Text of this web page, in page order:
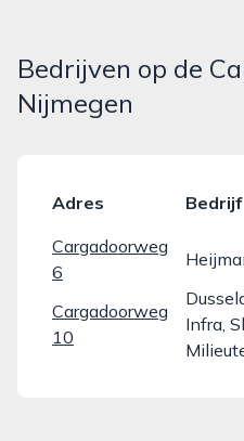
Bedrijven op de
Nijmegen
Adres
Bedrijf
Cargadoorweg
6
Cargadoorweg
10
Infra,